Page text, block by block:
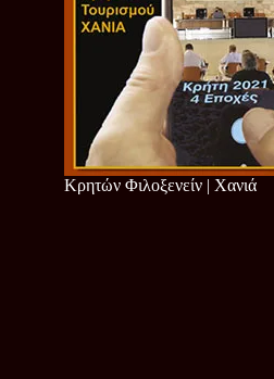
Κρητών Φιλοξενείν | Χανιά